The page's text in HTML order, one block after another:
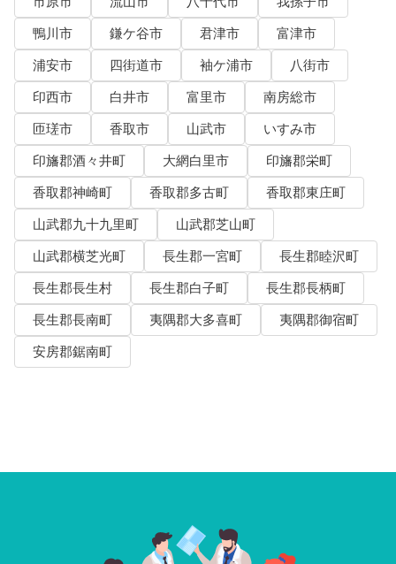
鴨川市
鎌ケ谷市 君津市
富津市
浦安市
四街道市 袖ケ浦市
八街市
印西市
白井市 富里市
南房総市
匝瑳市
香取市 山武市
いすみ市
印旛郡酒々井町
大網白里市
印旛郡栄町
香取郡神崎町
香取郡多古町
香取郡東庄町
山武郡九十九里町
山武郡芝山町
山武郡横芝光町
長生郡一宮町
長生郡睦沢町
長生郡長生村
長生郡白子町
長生郡長柄町
長生郡長南町
夷隅郡大多喜町
夷隅郡御宿町
安房郡鋸南町